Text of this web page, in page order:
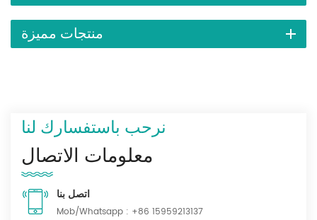
منتجات مميزة
نرحب باستفسارك لنا
معلومات الاتصال
اتصل بنا
Mob/Whatsapp : +86 15959213137